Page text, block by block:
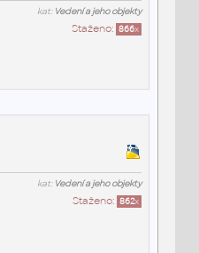
kat: Vedení a jeho objekty
Staženo: 866x
kat: Vedení a jeho objekty
Staženo: 862x